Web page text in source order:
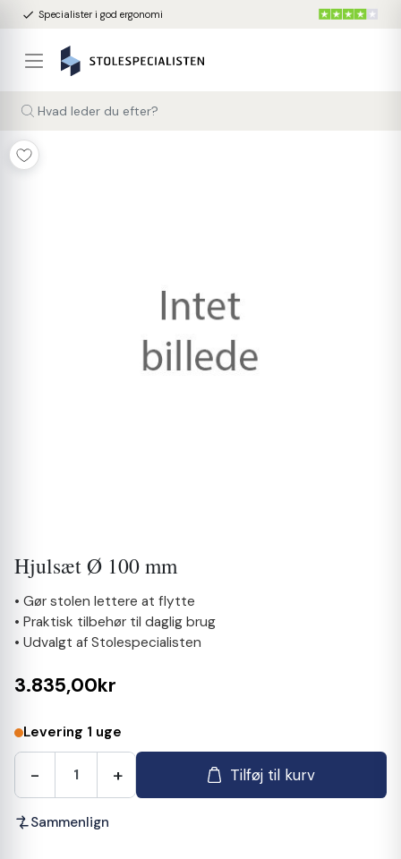
done Specialister i god ergonomi
Hvad leder du efter?
Hjulsæt Ø 100 mm
• Gør stolen lettere at flytte
• Praktisk tilbehør til daglig brug
• Udvalgt af Stolespecialisten
3.835,00kr
Levering 1 uge
- + Tilføj til kurv
Sammenlign